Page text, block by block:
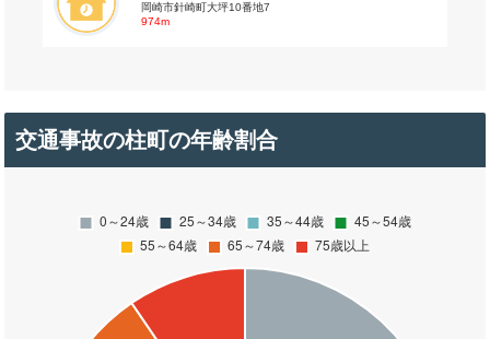
岡崎市針崎町大坪10番地7
974m
交通事故の柱町の年齢割合